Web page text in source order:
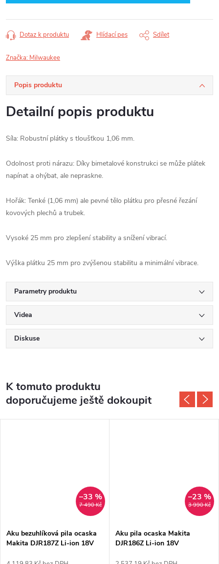
Dotaz k produktu Hlídací pes Sdílet
Značka: Milwaukee
Popis produktu
Detailní popis produktu
Síla: Robustní plátky s tloušťkou 1,06 mm.
Odolnost proti nárazu: Díky bimetalové konstrukci se může plátek
napínat a ohýbat, ale nepraskne.
Hořák: Tenké (1,06 mm) ale pevné tělo plátku pro přesné řezání
kovových plechů a trubek.
Vysoké 25 mm pro zlepšení stability a snížení vibrací.
Výška plátku 25 mm pro zvýšenou stabilitu a minimální vibrace.
Parametry produktu
Videa
Diskuse
K tomuto produktu
doporučujeme ještě dokoupit
7 490 Kč
–33 %
Aku bezuhlíková pila ocaska
Makita DJR187Z Li-ion 18V
3 990 Kč
–23 %
Aku pila ocaska Makita
DJR186Z Li-ion 18V